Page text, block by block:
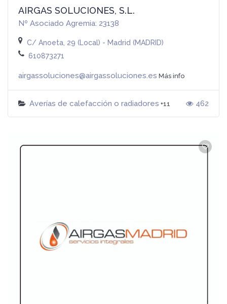
AIRGAS SOLUCIONES, S.L.
Nº Asociado Agremia: 23138
C/ Anoeta, 29 (Local) - Madrid (MADRID)
610873271
airgassoluciones@airgassoluciones.es Más info
Averías de calefacción o radiadores +11 462